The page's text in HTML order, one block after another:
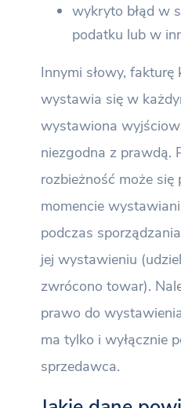
wykryto błąd w
podatku lub w
Innymi słowy, fakturę
wystawia się w
wystawiona
niezgodna z prawdą.
rozbieżność może
momencie
podczas
jej wystawieniu
zwrócono towar).
prawo do
ma tylko i wyłącznie
sprzedawca.